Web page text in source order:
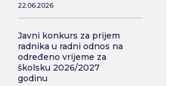
22.06.2026
Javni konkurs za prijem
radnika u radni odnos na
određeno vrijeme za
školsku 2026/2027
godinu